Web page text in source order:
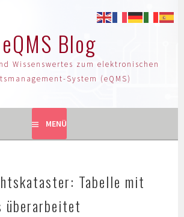
eQMS Blog
Wissenswertes zum elektronischen
System (eQMS)
MENÜ
Tabelle mit
überarbeitet